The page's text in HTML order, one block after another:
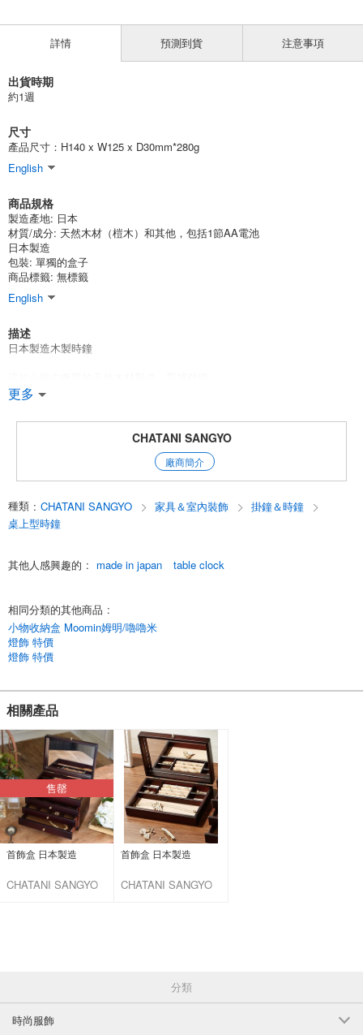
詳情
出貨時期
約1週
尺寸
產品尺寸：H140 x W125 x D30mm*280g
English
商品規格
製造產地: 日本
材質/成分: 天然木材（榿木）和其他，包括1節AA電池
日本製造
包裝: 單獨的盒子
商品標籤: 無標籤
English
描述
日本製造木製時鐘
留下深刻的品味印象。
它在日本精心製作，給人以可靠和奢華之感，也是送禮的上佳之選。
日本製造 時鐘 日本製造 木製 時尚禮品 父親節 敬老
English
更多
預測到貨 注意事項
CHATANI SANGYO
廠商簡介
種類 : CHATANI SANGYO 家具＆室內裝飾
掛鐘＆時鐘
桌上型時鐘
其他人感興趣的 : made in japan table clock
相同分類的其他商品 :
小物收納盒 Moomin姆明/嚕嚕米
燈飾 特價
燈飾 特價
相關產品
售罄
首飾盒 日本製造
CHATANI SANGYO
首飾盒 日本製造
CHATANI SANGYO
分類
時尚服飾